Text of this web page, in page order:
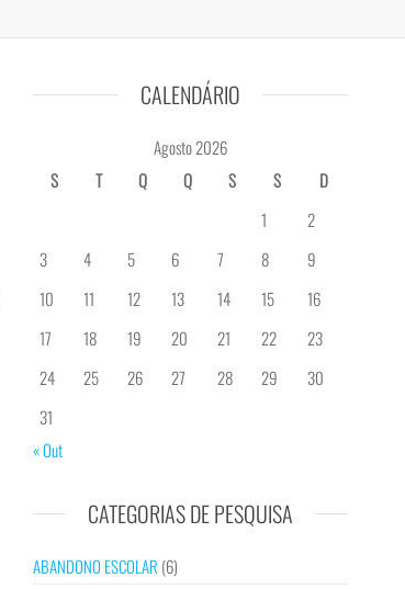
CALENDÁRIO
Agosto 2026
S
T Q Q S S
D
1
2
3
4 5 6 7 8
9
10
11 12 13 14 15
16
17
18 19 20 21 22
23
24
25 26 27 28 29
30
31
« Out
CATEGORIAS DE PESQUISA
ABANDONO ESCOLAR (6)